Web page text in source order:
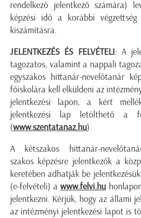
rendelkező jelentkező számára)
képzési idő a korábbi végzettség
kiszámításra.
JELENTKEZÉS ÉS FELVÉTELI: A
tagozatos, valamint a nappali
egyszakos hittanár-nevelőtanár
főiskolára kell elküldeni az
jelentkezési lapon, a kért
jelentkezési lap letölthető a
(www.szentatanaz.hu).
A kétszakos hittanár-
szakos képzésre jelentkezők a
keretében adhatják be
(e-felvételi) awww.felvi.hu
jelentkezni. Kérjük, hogy az állami
az intézményi jelentkezési lapot is